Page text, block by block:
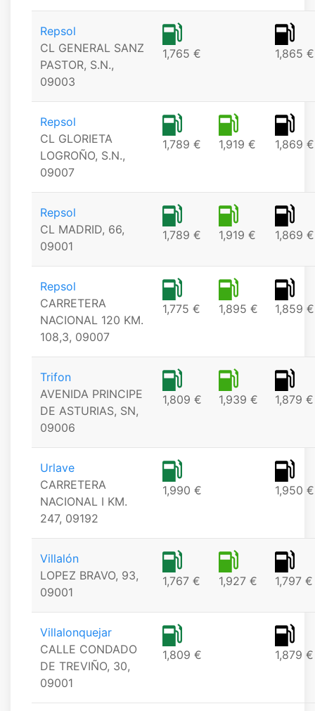
Repsol
CL GENERAL SANZ
PASTOR, S.N.,
09003
1,765 € 1,865 €
Repsol
CL GLORIETA
LOGROÑO, S.N.,
09007
1,789 € 1,919 € 1,869 €
Repsol
CL MADRID, 66,
09001
1,789 € 1,919 € 1,869 €
Repsol
CARRETERA
NACIONAL 120 KM.
108,3, 09007
1,775 € 1,895 € 1,859 €
Trifon
AVENIDA PRINCIPE
DE ASTURIAS, SN,
09006
1,809 € 1,939 € 1,879 €
Urlave
CARRETERA
NACIONAL I KM.
247, 09192
1,990 € 1,950 €
Villalón
LOPEZ BRAVO, 93,
09001
1,767 € 1,927 € 1,797 €
Villalonquejar
CALLE CONDADO
DE TREVIÑO, 30,
09001
1,809 € 1,879 €